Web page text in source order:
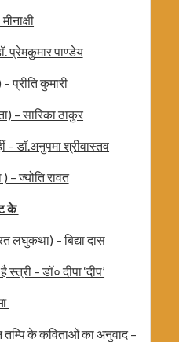
प्रेमकुमार पाण्डेय
प्रीति कुमारी
– सारिका ठाकुर
– डॉ.अनुपमा श्रीवास्तव
– ज्योति रावत
के
लघुकथा) – बिद्या दास
– डॉ० दीपा ‘दीप’
के कविताओं का अनुवाद –